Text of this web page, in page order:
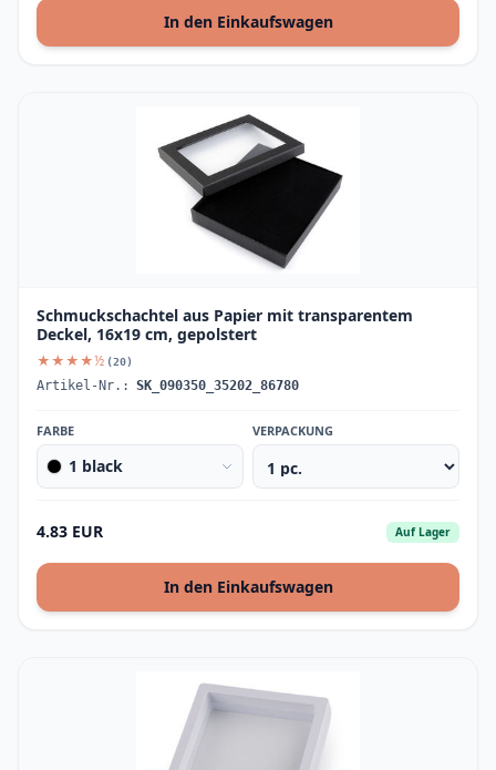
In den Einkaufswagen
Schmuckschachtel aus Papier mit transparentem
Deckel, 16x19 cm, gepolstert
★★★★½ (20)
Artikel-Nr.: SK_090350_35202_86780
FARBE
1 black
VERPACKUNG
4.83 EUR Auf Lager
In den Einkaufswagen